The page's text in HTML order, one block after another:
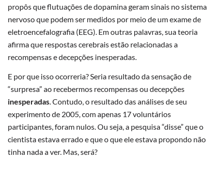
propôs que flutuações de dopamina geram sinais no sistema
nervoso que podem ser medidos por meio de um exame de
eletroencefalografia (EEG). Em outras palavras, sua teoria
afirma que respostas cerebrais estão relacionadas a
recompensas e decepções inesperadas.
E por que isso ocorreria? Seria resultado da sensação de
“surpresa” ao recebermos recompensas ou decepções
inesperadas. Contudo, o resultado das análises de seu
experimento de 2005, com apenas 17 voluntários
participantes, foram nulos. Ou seja, a pesquisa “disse” que o
cientista estava errado e que o que ele estava propondo não
tinha nada a ver. Mas, será?